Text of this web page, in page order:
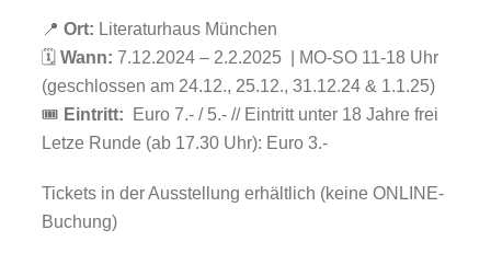
📍 Ort: Literaturhaus München
🗓️ Wann: 7.12.2024 – 2.2.2025 | MO-SO 11-18 Uhr
(geschlossen am 24.12., 25.12., 31.12.24 & 1.1.25)
🎟 Eintritt: Euro 7.- / 5.- //Eintritt unter 18 Jahre frei
Letze Runde (ab 17.30 Uhr): Euro 3.-
Tickets in der Ausstellung erhältlich (keine ONLINE-
Buchung)